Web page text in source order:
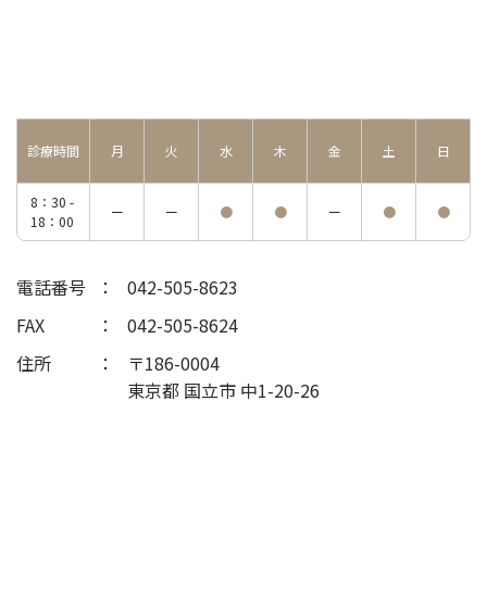
診療時間 月 火 水 木 金 土 日
8：30 -
18：00
ー ー ● ● ー ● ●
電話番号
042-505-8623
FAX
042-505-8624
住所
〒186-0004
東京都 国立市 中1-20-26